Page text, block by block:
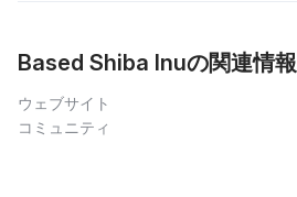
Based Shiba Inuの関連情報
ウェブサイト
コミュニティ